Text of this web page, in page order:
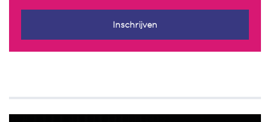
Inschrijven